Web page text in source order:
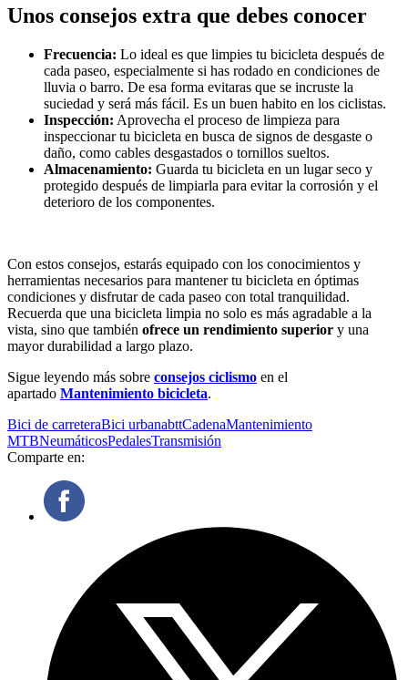
Unos consejos extra que debes conocer
Frecuencia: Lo ideal es que limpies tu bicicleta después de
cada paseo, especialmente si has rodado en condiciones de
lluvia o barro. De esa forma evitaras que se incruste la
suciedad y será más fácil. Es un buen habito en los ciclistas.
Inspección: Aprovecha el proceso de limpieza para
inspeccionar tu bicicleta en busca de signos de desgaste o
daño, como cables desgastados o tornillos sueltos.
Almacenamiento: Guarda tu bicicleta en un lugar seco y
protegido después de limpiarla para evitar la corrosión y el
deterioro de los componentes.
Con estos consejos, estarás equipado con los conocimientos y
herramientas necesarios para mantener tu bicicleta en óptimas
condiciones y disfrutar de cada paseo con total tranquilidad.
Recuerda que una bicicleta limpia no solo es más agradable a la
vista, sino que también ofrece un rendimiento superior y una
mayor durabilidad a largo plazo.
Sigue leyendo más sobre consejos ciclismo en el
apartado Mantenimiento bicicleta.
Bici de carreteraBici urbanabttCadenaMantenimiento
MTBNeumáticosPedalesTransmisión
Comparte en: